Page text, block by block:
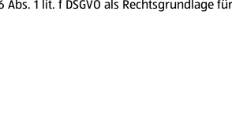
1 lit. f DSGVO als Rechtsgrundlage